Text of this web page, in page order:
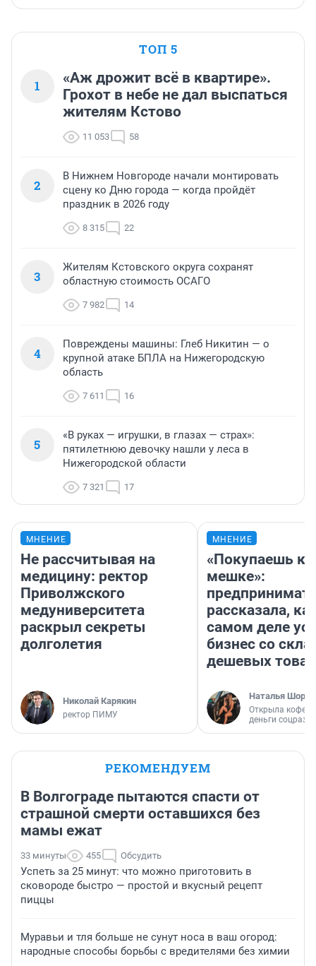
ТОП 5
1
«Аж дрожит всё в квартире».
Грохот в небе не дал выспаться
жителям Кстово
11 053 58
2
В Нижнем Новгороде начали монтировать
сцену ко Дню города — когда пройдёт
праздник в 2026 году
8 315 22
3
Жителям Кстовского округа сохранят
областную стоимость ОСАГО
7 982 14
4
Повреждены машины: Глеб Никитин — о
крупной атаке БПЛА на Нижегородскую
область
7 611 16
5
«В руках — игрушки, в глазах — страх»:
пятилетнюю девочку нашли у леса в
Нижегородской области
7 321 17
МНЕНИЕ
Не рассчитывая на
медицину: ректор
Приволжского
медуниверситета
раскрыл секреты
долголетия
Николай Карякин
ректор ПИМУ
МНЕНИЕ
«Покупаешь
мешке»:
рассказала,
самом деле
бизнес со
дешевых
Наталья
Открыла
деньги
РЕКОМЕНДУЕМ
В Волгограде пытаются спасти от
страшной смерти оставшихся без
мамы ежат
33 минуты 455 Обсудить
Успеть за 25 минут: что можно приготовить в
сковороде быстро — простой и вкусный рецепт
пиццы
Муравьи и тля больше не сунут носа в ваш огород:
народные способы борьбы с вредителями без химии